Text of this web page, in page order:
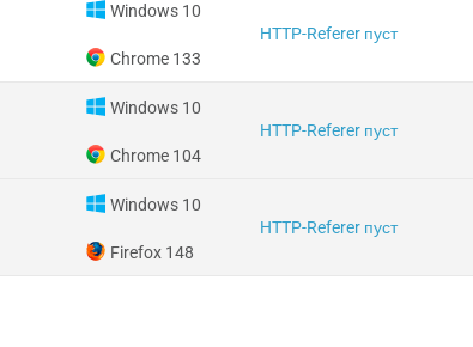
Windows 10
Chrome 133
HTTP-Referer пуст
Windows 10
Chrome 104
HTTP-Referer пуст
Windows 10
Firefox 148
HTTP-Referer пуст